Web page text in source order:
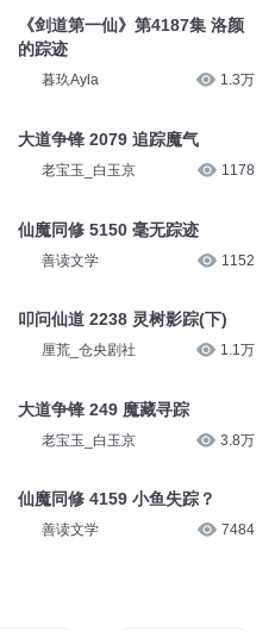
《剑道第一仙》第4187集 洛颜
的踪迹
暮玖Ayla 1.3万
大道争锋 2079 追踪魔气
老宝玉_白玉京 1178
仙魔同修 5150 毫无踪迹
善读文学 1152
叩问仙道 2238 灵树影踪(下)
厘荒_仓央剧社 1.1万
大道争锋 249 魔藏寻踪
老宝玉_白玉京 3.8万
仙魔同修 4159 小鱼失踪？
善读文学 7484